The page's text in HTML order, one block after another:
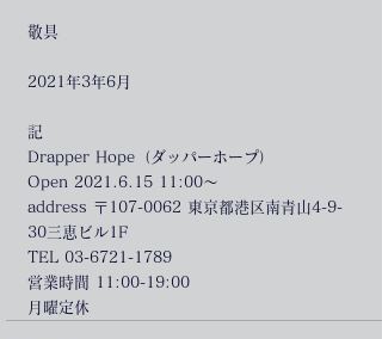
敬具
2021年3年6月
記
Drapper Hope（ダッパーホープ）
Open 2021.6.15 11:00〜
address 〒107-0062 東京都港区南青山4-9-
30三恵ビル1F
TEL 03-6721-1789
営業時間 11:00-19:00
月曜定休